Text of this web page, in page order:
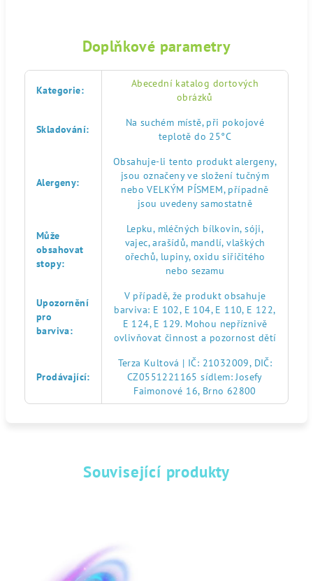
Doplňkové parametry
Kategorie:
Abecední katalog dortových
obrázků
Skladování:
Na suchém místě, při pokojové
teplotě do 25°C
Alergeny:
Obsahuje-li tento produkt alergeny,
jsou označeny ve složení tučným
nebo VELKÝM PÍSMEM, případně
jsou uvedeny samostatně
Může
obsahovat
stopy:
Lepku, mléčných bílkovin, sóji,
vajec, arašídů, mandlí, vlaškých
ořechů, lupiny, oxidu siřičitého
nebo sezamu
Upozornění
pro
barviva:
V případě, že produkt obsahuje
barviva: E 102, E 104, E 110, E 122,
E 124, E 129. Mohou nepříznivě
ovlivňovat činnost a pozornost dětí
Prodávající:
Terza Kultová | IČ: 21032009, DIČ:
CZ0551221165 sídlem: Josefy
Faimonové 16, Brno 62800
Související produkty